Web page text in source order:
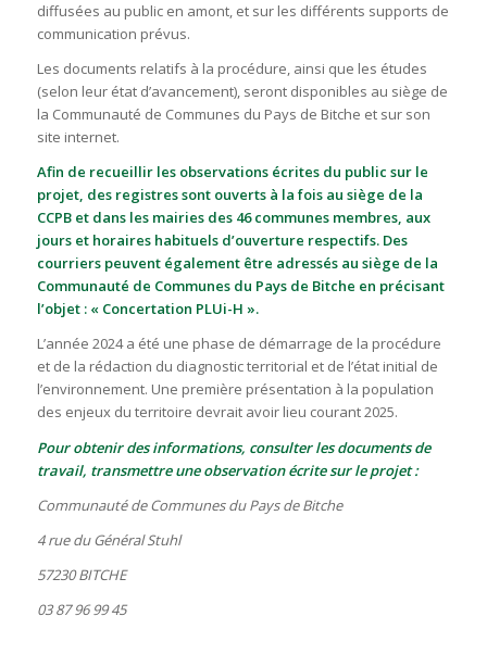
diffusées au public en amont, et sur les différents supports de
communication prévus.
Les documents relatifs à la procédure, ainsi que les études
(selon leur état d’avancement), seront disponibles au siège de
la Communauté de Communes du Pays de Bitche et sur son
site internet.
Afin de recueillir les observations écrites du public sur le
projet, des registres sont ouverts à la fois au siège de la
CCPB et dans les mairies des 46 communes membres, aux
jours et horaires habituels d’ouverture respectifs. Des
courriers peuvent également être adressés au siège de la
Communauté de Communes du Pays de Bitche en précisant
l’objet : « Concertation PLUi-H ».
L’année 2024 a été une phase de démarrage de la procédure
et de la rédaction du diagnostic territorial et de l’état initial de
l’environnement. Une première présentation à la population
des enjeux du territoire devrait avoir lieu courant 2025.
Pour obtenir des informations, consulter les documents de
travail, transmettre une observation écrite sur le projet :
Communauté de Communes du Pays de Bitche
4 rue du Général Stuhl
57230 BITCHE
03 87 96 99 45